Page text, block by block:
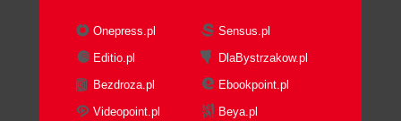
Onepress.pl
Sensus.pl
Editio.pl
DlaBystrzakow.pl
Bezdroza.pl
Ebookpoint.pl
Videopoint.pl
Beya.pl